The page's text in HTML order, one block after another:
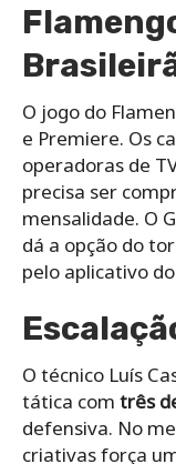
O jogo do
e Premiere. Os
operadoras de
precisa ser
mensalidade. O
dá a opção do
pelo aplicativo
O técnico Luís
tática com três
defensiva. No
criativas força